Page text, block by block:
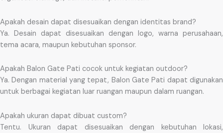
Apakah desain dapat disesuaikan dengan identitas brand?
Ya. Desain dapat disesuaikan dengan logo, warna perusahaan,
tema acara, maupun kebutuhan sponsor.
Apakah Balon Gate Pati cocok untuk kegiatan outdoor?
Ya. Dengan material yang tepat, Balon Gate Pati dapat digunakan
untuk berbagai kegiatan luar ruangan maupun dalam ruangan.
Apakah ukuran dapat dibuat custom?
Tentu. Ukuran dapat disesuaikan dengan kebutuhan lokasi,